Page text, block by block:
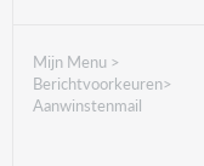
Mijn Menu >
Berichtvoorkeuren>
Aanwinstenmail